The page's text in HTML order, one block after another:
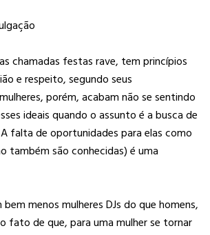
chamadas festas rave, tem princípios
e respeito, segundo seus
porém, acabam não se sentindo
ideais quando o assunto é a busca de
falta de oportunidades para elas como
também são conhecidas) é uma
menos mulheres DJs do que homens,
fato de que, para uma mulher se tornar